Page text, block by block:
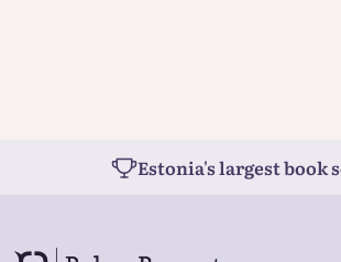
Estonia's largest book